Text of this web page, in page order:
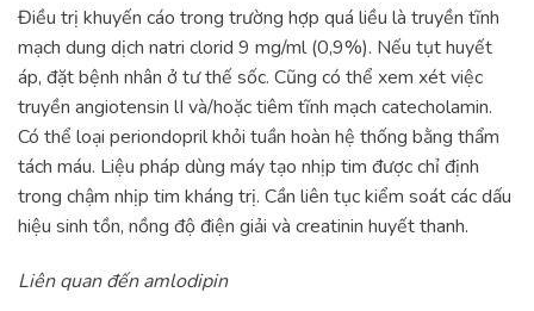
Điều trị khuyến cáo trong trường hợp quá liều là truyền tĩnh
mạch dung dịch natri clorid 9 mg/ml (0,9%). Nếu tụt huyết
áp, đặt bệnh nhân ở tư thế sốc. Cũng có thể xem xét việc
truyền angiotensin lI và/hoặc tiêm tĩnh mạch catecholamin.
Có thể loại periondopril khỏi tuần hoàn hệ thống bằng thẩm
tách máu. Liệu pháp dùng máy tạo nhịp tim được chỉ định
trong chậm nhịp tim kháng trị. Cần liên tục kiểm soát các dấu
hiệu sinh tồn, nồng độ điện giải và creatinin huyết thanh.
Liên quan đến amlodipin